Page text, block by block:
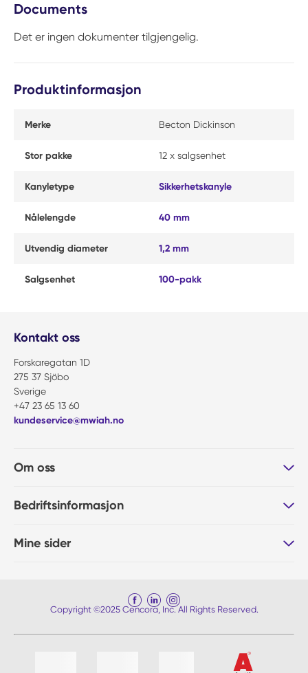
Documents
Det er ingen dokumenter tilgjengelig.
Produktinformasjon
Merke Becton Dickinson
Stor pakke 12 x salgsenhet
Kanyletype Sikkerhetskanyle
Nålelengde 40 mm
Utvendig diameter 1,2 mm
Salgsenhet 100-pakk
Kontakt oss
Forskaregatan 1D
275 37 Sjöbo
Sverige
+47 23 65 13 60
kundeservice@mwiah.no
Om oss
Bedriftsinformasjon
Mine sider
Copyright ©2025 Cencora, Inc. All Rights Reserved.